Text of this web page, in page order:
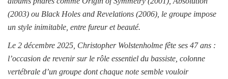
(2003) ou Black Holes and Revelations (2006), le groupe impose
un style inimitable, entre fureur et beauté.
Le 2 décembre 2025, Christopher Wolstenholme fête ses 47 ans :
l’occasion de revenir sur le rôle essentiel du bassiste, colonne
vertébrale d’un groupe dont chaque note semble vouloir